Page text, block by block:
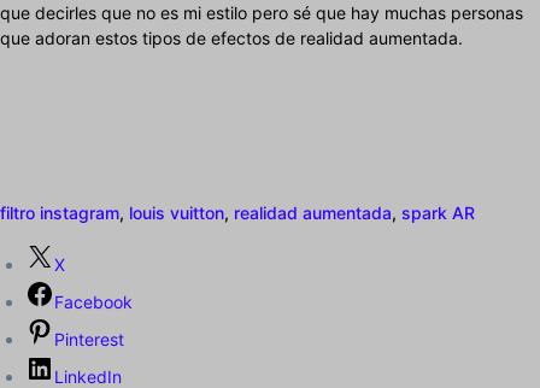
que decirles que no es mi estilo pero sé que hay muchas personas
que adoran estos tipos de efectos de realidad aumentada.
filtro instagram, louis vuitton, realidad aumentada, spark AR
X
Facebook
Pinterest
LinkedIn